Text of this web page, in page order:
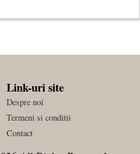
Link-uri site
Despre noi
Termeni si conditii
Contact